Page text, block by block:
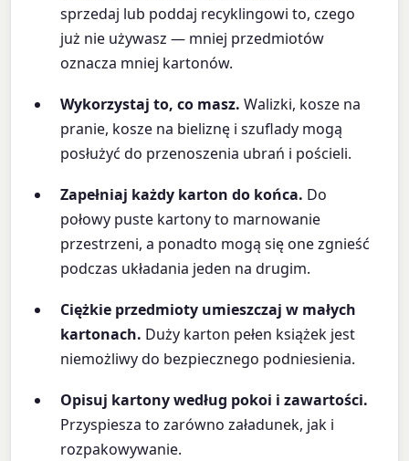
sprzedaj lub poddaj recyklingowi to, czego
już nie używasz — mniej przedmiotów
oznacza mniej kartonów.
Wykorzystaj to, co masz. Walizki, kosze na
pranie, kosze na bieliznę i szuflady mogą
posłużyć do przenoszenia ubrań i pościeli.
Zapełniaj każdy karton do końca. Do
połowy puste kartony to marnowanie
przestrzeni, a ponadto mogą się one zgnieść
podczas układania jeden na drugim.
Ciężkie przedmioty umieszczaj w małych
kartonach. Duży karton pełen książek jest
niemożliwy do bezpiecznego podniesienia.
Opisuj kartony według pokoi i zawartości.
Przyspiesza to zarówno załadunek, jak i
rozpakowywanie.